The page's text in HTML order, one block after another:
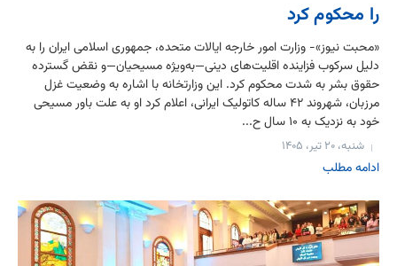
را محکوم کرد
«محبت نیوز»- وزارت امور خارجه ایالات متحده، جمهوری اسلامی ایران را به
دلیل سرکوب فزاینده اقلیت‌های دینی—به‌ویژه مسیحیان—و نقض گسترده
حقوق بشر به شدت محکوم کرد. این وزارتخانه با اشاره به وضعیت غزل
مرزبان، شهروند ۴۲ ساله کاتولیک ایرانی، اعلام کرد او به علت باور مسیحی
خود به نزدیک به ۱۰ سال ح...
شنبه، ۲۰ تیر، ۱۴۰۵
ادامه مطلب